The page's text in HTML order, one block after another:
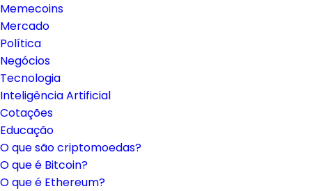
Memecoins
Mercado
Política
Negócios
Tecnologia
Inteligência Artificial
Cotações
Educação
O que são criptomoedas?
O que é Bitcoin?
O que é Ethereum?